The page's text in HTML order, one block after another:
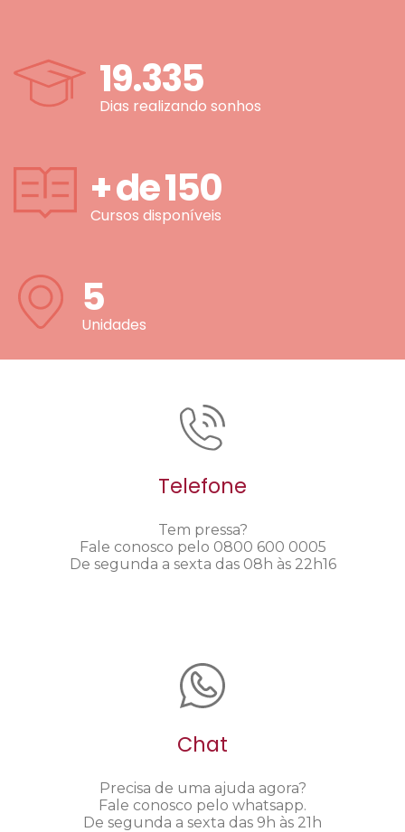
19.335
Dias realizando sonhos
+ de150
Cursos disponíveis
5
Unidades
Telefone
Tem pressa?
Fale conosco pelo 0800 600 0005
De segunda a sexta das 08h às 22h16
Chat
Precisa de uma ajuda agora?
Fale conosco pelo whatsapp.
De segunda a sexta das 9h às 21h